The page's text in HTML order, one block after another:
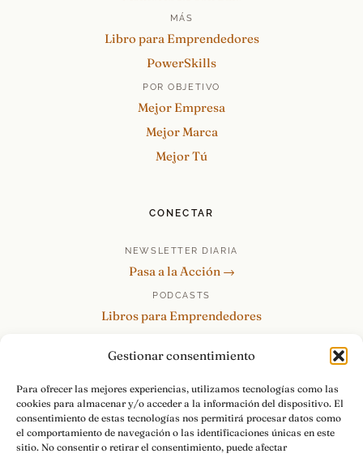
Gestionar consentimiento
Para ofrecer las mejores experiencias, utilizamos tecnologías como las
cookies para almacenar y/o acceder a la información del dispositivo. El
consentimiento de estas tecnologías nos permitirá procesar datos como
el comportamiento de navegación o las identificaciones únicas en este
sitio. No consentir o retirar el consentimiento, puede afectar
MÁS
Libro para Emprendedores
PowerSkills
POR OBJETIVO
Mejor Empresa
Mejor Marca
Mejor Tú
CONECTAR
NEWSLETTER DIARIA
Pasa a la Acción →
PODCASTS
Libros para Emprendedores
re:Invéntate / PowerSkills
MENTOR360
HABLAMOS
Contacto y consultas →